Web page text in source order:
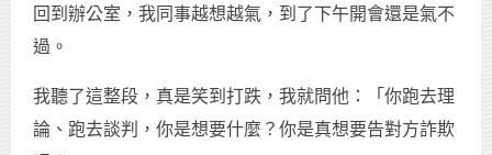
回到辦公室，我同事越想越氣，到了下午開會還是氣不
過。
我聽了這整段，真是笑到打跌，我就問他：「你跑去理
論、跑去談判，你是想要什麼？你是真想要告對方詐欺